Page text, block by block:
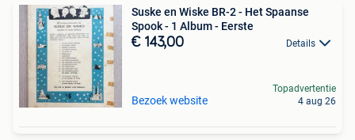
Suske en Wiske BR-2 - Het Spaanse
Spook - 1 Album - Eerste
€ 143,00 Details
Bezoek website
Topadvertentie
4 aug 26